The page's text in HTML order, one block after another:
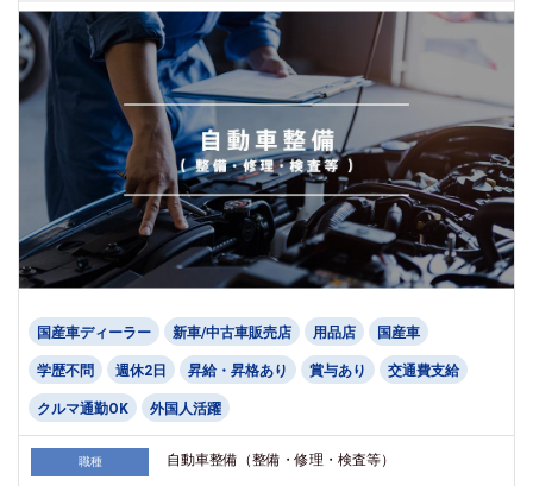
国産車ディーラー 新車/中古車販売店 用品店 国産車
学歴不問 週休2日 昇給・昇格あり 賞与あり 交通費支給
クルマ通勤OK 外国人活躍
職種 自動車整備（整備・修理・検査等）